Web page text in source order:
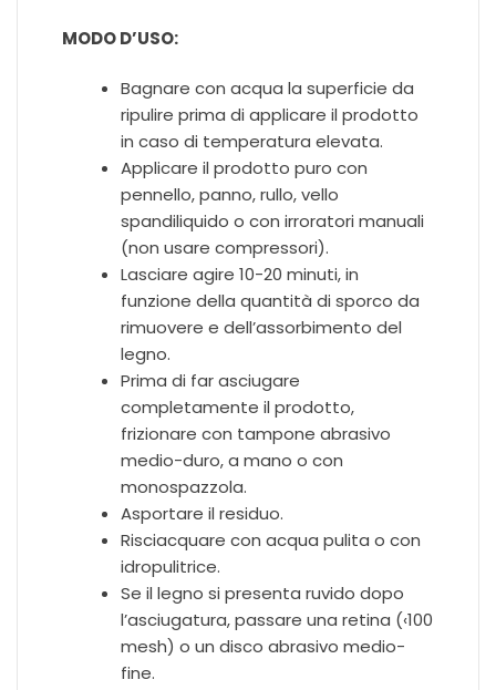
MODO D’USO:
Bagnare con acqua la superficie da
ripulire prima di applicare il prodotto
in caso di temperatura elevata.
Applicare il prodotto puro con
pennello, panno, rullo, vello
spandiliquido o con irroratori manuali
(non usare compressori).
Lasciare agire 10-20 minuti, in
funzione della quantità di sporco da
rimuovere e dell’assorbimento del
legno.
Prima di far asciugare
completamente il prodotto,
frizionare con tampone abrasivo
medio-duro, a mano o con
monospazzola.
Asportare il residuo.
Risciacquare con acqua pulita o con
idropulitrice.
Se il legno si presenta ruvido dopo
l’asciugatura, passare una retina (‹100
mesh) o un disco abrasivo medio-
fine.